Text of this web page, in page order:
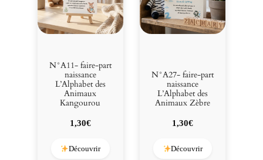
N°A11- faire-part
naissance
L’Alphabet des
Animaux
Kangourou
1,30€
Découvrir
N°A27- faire-part
naissance
L’Alphabet des
Animaux Zèbre
1,30€
Découvrir